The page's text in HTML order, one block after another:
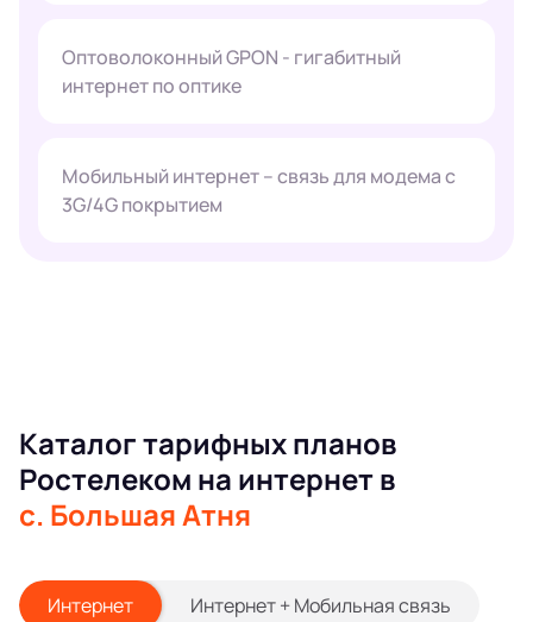
Оптоволоконный GPON - гигабитный
интернет по оптике
Мобильный интернет – связь для модема с
3G/4G покрытием
Каталог тарифных планов
Ростелеком на интернет в
с. Большая Атня
Интернет Интернет + Мобильная связь